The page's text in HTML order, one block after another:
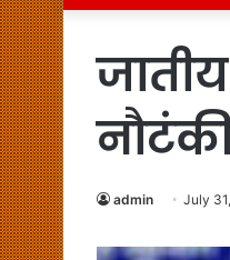
admin July